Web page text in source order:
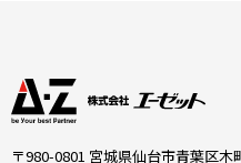
〒980-0801 宮城県仙台市青葉区木